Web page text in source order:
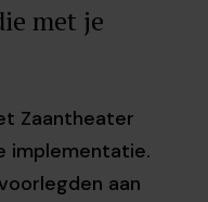
met je
Zaantheater
implementatie.
aan